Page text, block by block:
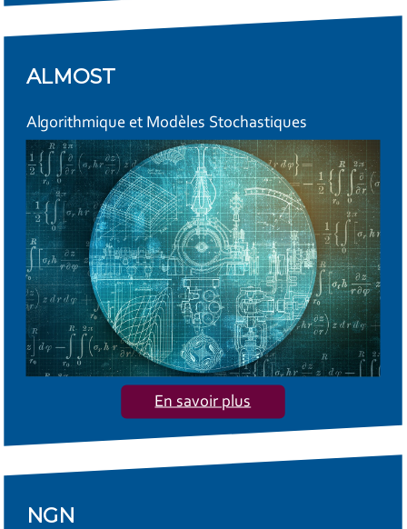
ALMOST
Algorithmique et Modèles Stochastiques
En savoir plus
NGN